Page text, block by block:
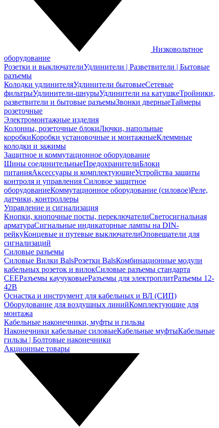
Низковольтное
оборудование
Розетки и выключателиУдлинители | Разветвители | Бытовые
разъемы
Колодки удлинителяУдлинители бытовыеСетевые
фильтрыУдлинители-шнурыУдлинители на катушкеТройники,
разветвители и бытовые разъемыЗвонки дверныеТаймеры
розеточные
Электромонтажные изделия
Колонны, розеточные блокиЛючки, напольные
коробкиКоробки установочные и монтажныеКлеммные
колодки и зажимы
Защитное и коммутационное оборудование
Шины соединительныеПредохранителиБлоки
питанияАксессуары и комплектующиеУстройства защиты
контроля и управления Силовое защитное
оборудованиеКоммутационное оборудование (силовое)Реле,
датчики, контроллеры
Управление и сигнализация
Кнопки, кнопочные посты, переключателиСветосигнальная
арматураСигнальные индикаторные лампы на DIN-
рейкуКонцевые и путевые выключателиОповещатели для
сигнализаций
Силовые разъемы
Силовые Вилки BalsРозетки BalsКомбинационные модули
кабельных розеток и вилокСиловые разъемы стандарта
CEEРазъемы каучуковыеРазъемы для электроплитРазъемы 12-
42В
Оснастка и инструмент для кабельных и ВЛ (СИП)
Оборудование для воздушных линийКомплектующие для
монтажа
Кабельные наконечники, муфты и гильзы
Наконечники кабельные силовыеКабельные муфтыКабельные
гильзы | Болтовые наконечники
Акционные товары